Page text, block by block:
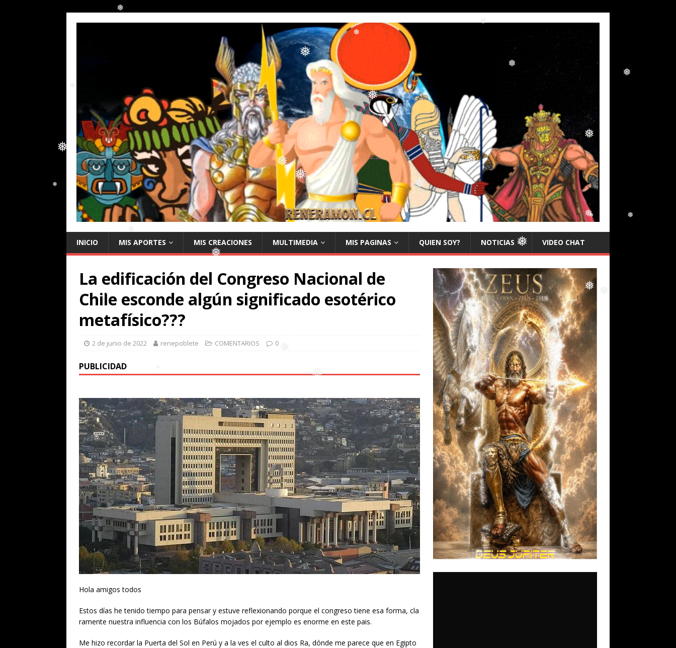
❅ ❅
❅ ❅
❅
❅
❅
❅
❅
❅
❅
❅
❅
❅
❅
❅
❅
❅
❅ ❅
INICIO MIS APORTES MIS CREACIONES MULTIMEDIA MIS PAGINAS QUIEN SOY? NOTICIAS VIDEO CHAT
La edificación del Congreso Nacional de
Chile esconde algún significado esotérico
metafísico???
2 de junio de 2022 renepoblete COMENTARIOS 0
PUBLICIDAD
Hola amigos todos
Estos días he tenido tiempo para pensar y estuve reflexionando porque el congreso tiene esa forma, cla
ramente nuestra influencia con los Búfalos mojados por ejemplo es enorme en este pais.
Me hizo recordar la Puerta del Sol en Perú y a la ves el culto al dios Ra, dónde me parece que en Egipto